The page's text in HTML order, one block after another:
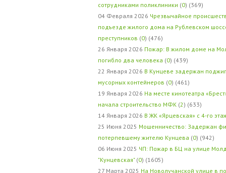
сотрудниками поликлиники (0) (369)
04 Февраля 2026 Чрезвычайное
подъезде жилого дома на Рублевском
преступников (0) (476)
26 Января 2026 Пожар: В жилом доме на
погибло два человека (0) (439)
22 Января 2026 В Кунцеве задержан
мусорных контейнеров (0) (461)
19 Января 2026 На месте кинотеатра
начала строительство МФК (2) (633)
14 Января 2026 В ЖК «Ярцевская» с 4-го
25 Июня 2025 Мошенничество: Задержан
потерпевшему жителю Кунцева (0) (942)
06 Июня 2025 ЧП: Пожар в БЦ на улице
"Кунцевская" (0) (1605)
27 Марта 2025 На Новолучанской улице в